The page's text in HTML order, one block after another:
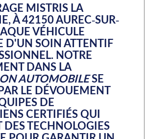
MISTRIS LA
À 42150 AUREC-SUR-
VÉHICULE
D'UN SOIN ATTENTIF
NOTRE
DANS LA
AUTOMOBILESE
LE DÉVOUEMENT
DE
CERTIFIÉS QUI
DES TECHNOLOGIES